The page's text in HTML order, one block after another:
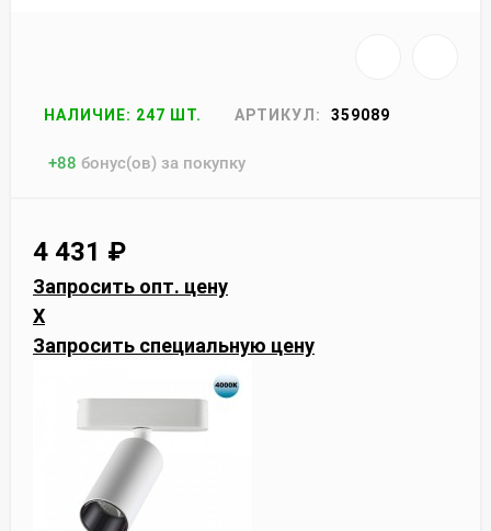
НАЛИЧИЕ: 247 ШТ. АРТИКУЛ: 359089
+88 бонус(ов) за покупку
4 431 ₽
Запросить опт. цену
X
Запросить специальную цену